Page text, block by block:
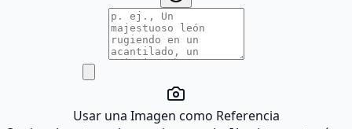
Usar una Imagen como Referencia